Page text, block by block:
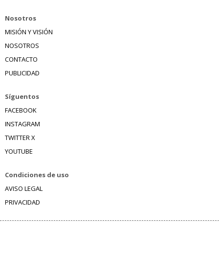
Nosotros
MISIÓN Y VISIÓN
NOSOTROS
CONTACTO
PUBLICIDAD
Síguentos
FACEBOOK
INSTAGRAM
TWITTER X
YOUTUBE
Condiciones de uso
AVISO LEGAL
PRIVACIDAD